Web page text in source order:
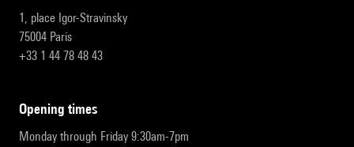
1, place Igor-Stravinsky
75004 Paris
+33 1 44 78 48 43
opening times
Monday through Friday 9:30am-7pm